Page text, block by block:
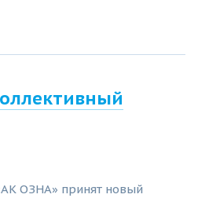
ОЗНА» принят новый